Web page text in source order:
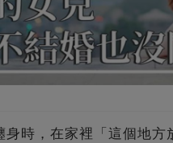
身時，在家裡「這個地方